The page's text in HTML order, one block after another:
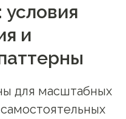
и
для масштабных